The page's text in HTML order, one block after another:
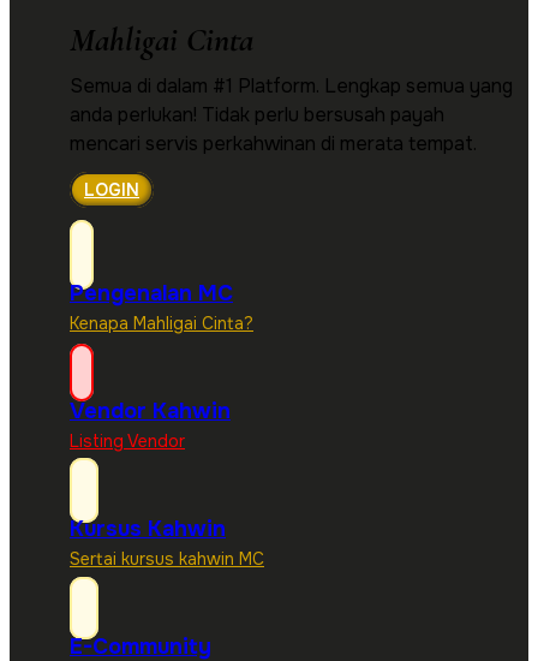
Mahligai Cinta
Semua di dalam #1 Platform. Lengkap semua yang
anda perlukan! Tidak perlu bersusah payah
mencari servis perkahwinan di merata tempat.
LOGIN
Pengenalan MC
Kenapa Mahligai Cinta?
Vendor Kahwin
Listing Vendor
Kursus Kahwin
Sertai kursus kahwin MC
E-Community